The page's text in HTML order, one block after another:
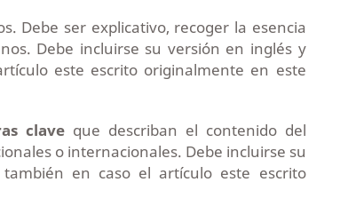
Debe ser explicativo, recoger la esencia
Debe incluirse su versión en inglés y
este escrito originalmente en este
claveque describan el contenido del
o internacionales. Debe incluirse su
en caso el artículo este escrito